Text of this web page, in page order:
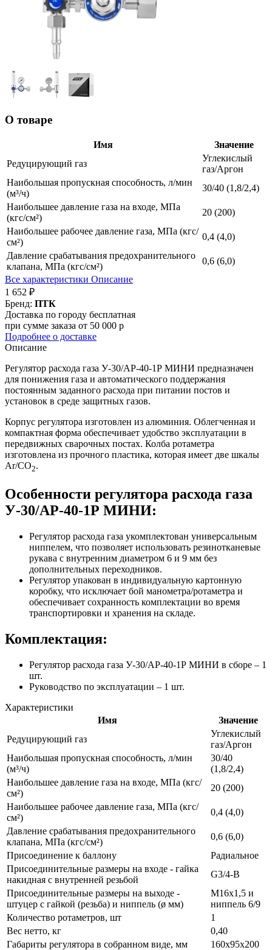
О товаре
Имя
Значение
Редуцирующий газ
Углекислый
газ/Аргон
Наибольшая пропускная способность, л/мин
(м³/ч)
30/40 (1,8/2,4)
Наибольшее давление газа на входе, МПа
(кгс/см²)
20 (200)
Наибольшее рабочее давление газа, МПа (кгс/
см²)
0,4 (4,0)
Давление срабатывания предохранительного
клапана, МПа (кгс/см²)
0,6 (6,0)
Все характеристики Описание
1 652 ₽
Бренд: ПТК
Доставка по городу бесплатная
при сумме заказа от 50 000 р
Подробнее о доставке
Описание
Регулятор расхода газа У-30/АР-40-1Р МИНИ предназначен
для понижения газа и автоматического поддержания
постоянным заданного расхода при питании постов и
установок в среде защитных газов.
Корпус регулятора изготовлен из алюминия. Облегченная и
компактная форма обеспечивает удобство эксплуатации в
передвижных сварочных постах. Колба ротаметра
изготовлена из прочного пластика, которая имеет две шкалы
Ar/CO2.
Особенности регулятора расхода газа
У-30/АР-40-1Р МИНИ:
Регулятор расхода газа укомплектован универсальным
ниппелем, что позволяет использовать резинотканевые
рукава с внутренним диаметром 6 и 9 мм без
дополнительных переходников.
Регулятор упакован в индивидуальную картонную
коробку, что исключает бой манометра/ротаметра и
обеспечивает сохранность комплектации во время
транспортировки и хранения на складе.
Комплектация:
Регулятор расхода газа У-30/АР-40-1Р МИНИ в сборе – 1
шт.
Руководство по эксплуатации – 1 шт.
Характеристики
Имя
Значение
Редуцирующий газ
Углекислый
газ/Аргон
Наибольшая пропускная способность, л/мин
(м³/ч)
30/40
(1,8/2,4)
Наибольшее давление газа на входе, МПа (кгс/
см²)
20 (200)
Наибольшее рабочее давление газа, МПа (кгс/
см²)
0,4 (4,0)
Давление срабатывания предохранительного
клапана, МПа (кгс/см²)
0,6 (6,0)
Присоединение к баллону
Радиальное
Присоединительные размеры на входе - гайка
накидная с внутренней резьбой
G3/4-B
Присоединительные размеры на выходе -
штуцер с гайкой (резьба) и ниппель (ø мм)
M16х1,5 и
ниппель 6/9
Количество ротаметров, шт
1
Вес нетто, кг
0,40
Габариты регулятора в собранном виде, мм
160х95х200